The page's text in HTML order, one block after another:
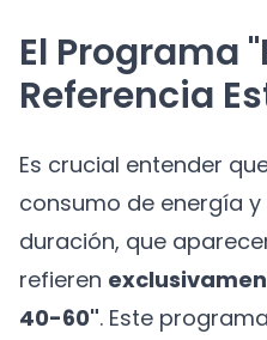
El Programa
Referencia
Es crucial entender
consumo de energía
duración, que
refieren
40-60". Este